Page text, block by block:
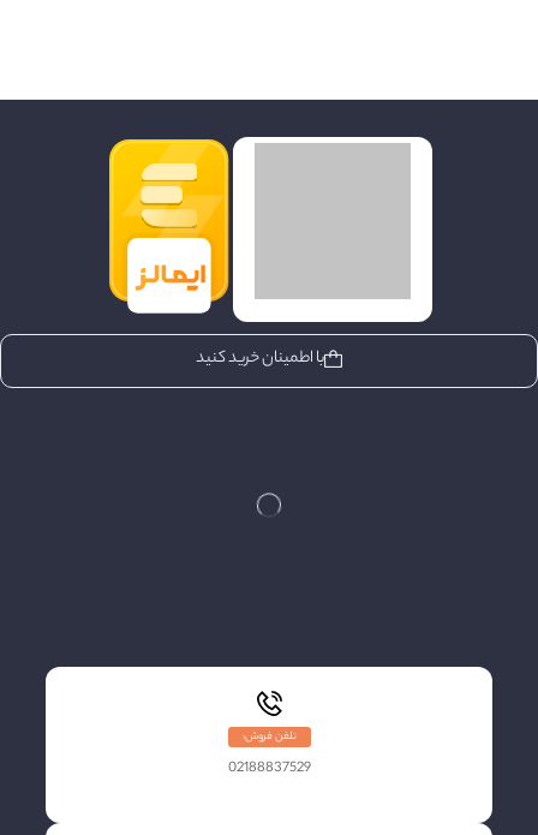
با اطمینان خرید کنید
تلفن فروش:
02188837529